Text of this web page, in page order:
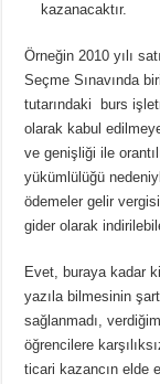
kazanacaktır.
Örneğin 2010 yılı
Seçme Sınavında
tutarındaki burs
olarak kabul
ve genişliği ile
yükümlülüğü
ödemeler gelir
gider olarak
Evet, buraya kadar
yazıla bilmesinin
sağlanmadı,
öğrencilere
ticari kazancın elde